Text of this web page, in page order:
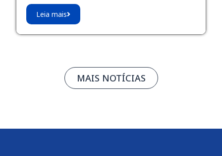
Leia mais
MAIS NOTÍCIAS